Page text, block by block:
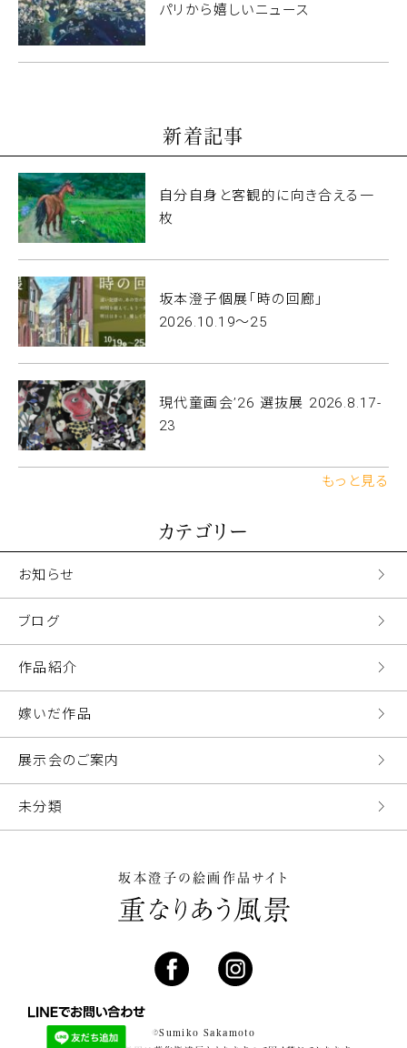
パリから嬉しいニュース
新着記事
自分自身と客観的に向き合える一
枚
坂本澄子個展「時の回廊」
2026.10.19〜25
現代童画会’26 選抜展 2026.8.17-
23
もっと見る
カテゴリー
お知らせ
ブログ
作品紹介
嫁いだ作品
展示会のご案内
未分類
坂本澄子の絵画作品サイト
©Sumiko Sakamoto